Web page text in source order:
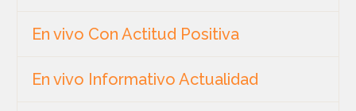
En vivo Con Actitud Positiva
En vivo Informativo Actualidad